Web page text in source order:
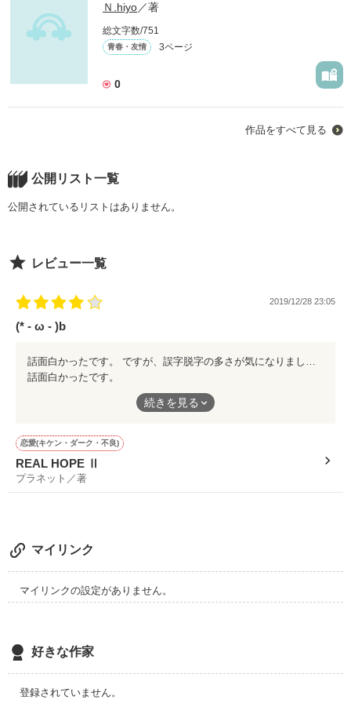
Ｎ.hiyo／著
総文字数/751
青春・友情 3ページ
0
作品をすべて見る
公開リスト一覧
公開されているリストはありません。
レビュー一覧
2019/12/28 23:05
(* - ω - )b
話面白かったです。
ですが、誤字脱字の多さが気になりました。特に173？ページの
ワダカマリ？ 違くないですかね？違和感が……
続きを見る
恋愛(キケン・ダーク・不良)
REAL HOPE Ⅱ
プラネット／著
マイリンク
マイリンクの設定がありません。
好きな作家
登録されていません。